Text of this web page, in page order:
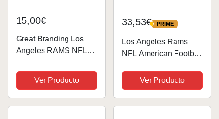
15,00€
Great Branding Los
Angeles RAMS NFL
Oversized Tasse -
Stück
Ver Producto
33,53€ PRIME
PRIME
Los Angeles Rams
NFL American Football
– Diseño mate de la
temporada 2026/2026
– 330 ml – Cerámica
Ver Producto